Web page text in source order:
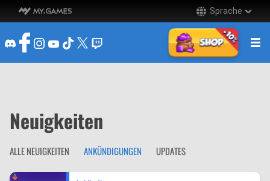
Sprache
Neuigkeiten
ALLE NEUIGKEITEN ANKÜNDIGUNGEN UPDATES